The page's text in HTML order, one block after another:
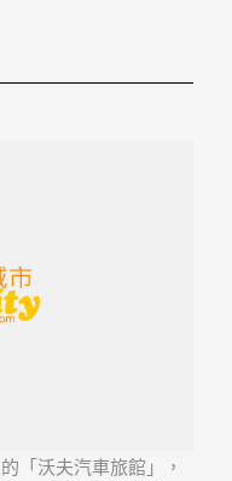
「沃夫汽車旅館」，